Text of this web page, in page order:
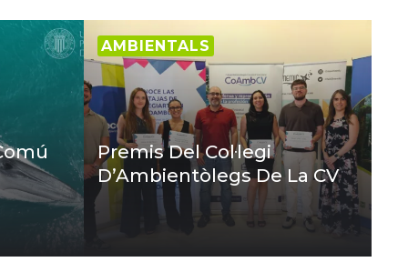
AMBIENTALS
Premis Del Col·legi
D’Ambientòlegs De La CV